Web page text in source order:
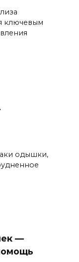
ключевым
одышки,
—